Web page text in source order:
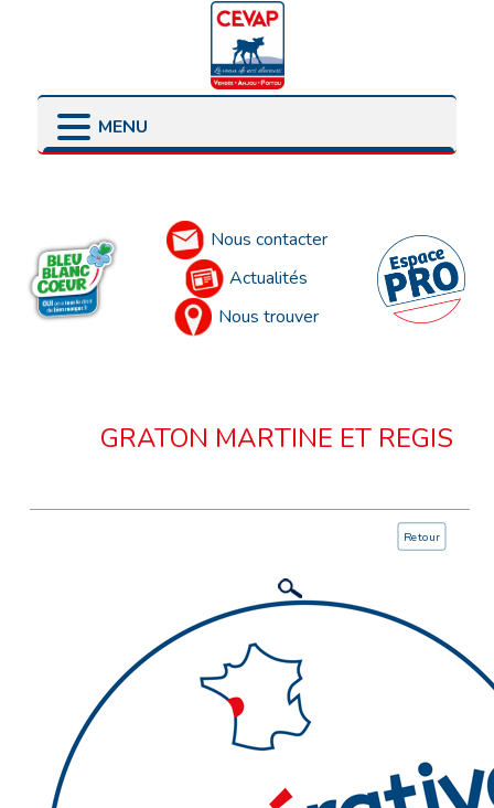
MENU
Nous contacter
Actualités
Nous trouver
GRATON MARTINE ET REGIS
Retour